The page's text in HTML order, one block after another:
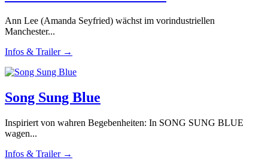
Ann Lee (Amanda Seyfried) wächst im vorindustriellen
Manchester...
Infos & Trailer →
Song Sung Blue
Inspiriert von wahren Begebenheiten: In SONG SUNG BLUE
wagen...
Infos & Trailer →